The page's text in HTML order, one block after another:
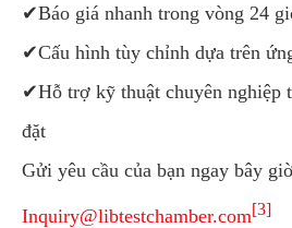
✔Báo giá nhanh trong vòng 24
✔Cấu hình tùy chỉnh dựa trên
✔Hỗ trợ kỹ thuật chuyên nghiệp
đặt
Gửi yêu cầu của bạn ngay bây
Inquiry@libtestchamber.com[3]